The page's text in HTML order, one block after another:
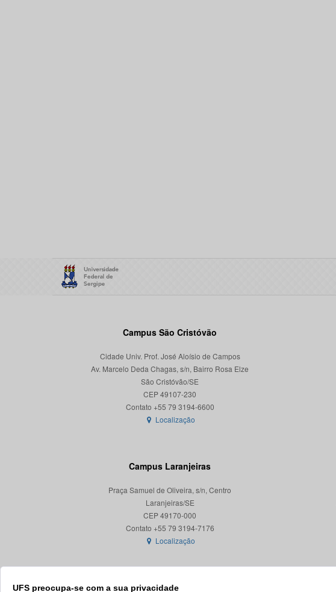
UFS preocupa-se com a sua privacidade
Campus São Cristóvão
Cidade Univ. Prof. José Aloísio de Campos
Av. Marcelo Deda Chagas, s/n, Bairro Rosa Elze
São Cristóvão/SE
CEP 49107-230
Localização
Campus Laranjeiras
Praça Samuel de Oliveira, s/n, Centro
Laranjeiras/SE
CEP 49170-000
Localização